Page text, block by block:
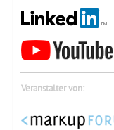
Veranstalter von: